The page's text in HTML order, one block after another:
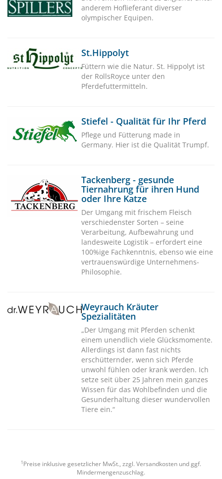
anderem Hoflieferant diverser
olympischer Equipen.
St.Hippolyt
Füttern wie die Natur. St. Hippolyt ist
der RollsRoyce unter den
Pferdefuttermitteln.
Stiefel - Qualität für Ihr Pferd
Pflege und Fütterung made in
Germany. Hier ist die Qualität Trumpf.
Tackenberg - gesunde
Tiernahrung für ihren Hund
oder Ihre Katze
Der Umgang mit frischem Fleisch
verschiedenster Sorten – seine
Verarbeitung, Aufbewahrung und
landesweite Logistik – erfordert eine
100%ige Fachkenntnis, ebenso wie eine
vertrauenswürdige Unternehmens-
Philosophie.
Weyrauch Kräuter
Spezialitäten
„Der Umgang mit Pferden schenkt
einem unendlich viele Glücksmomente.
Allerdings ist dann fast nichts
erschütternder, wenn sich Pferde
unwohl fühlen oder krank werden. Ich
setze seit über 25 Jahren mein ganzes
Wissen für das Wohlbefinden und die
Gesunderhaltung dieser wundervollen
Tiere ein.“
1 Preise inklusive gesetzlicher MwSt., zzgl. Versandkosten und ggf.
Mindermengenzuschlag.